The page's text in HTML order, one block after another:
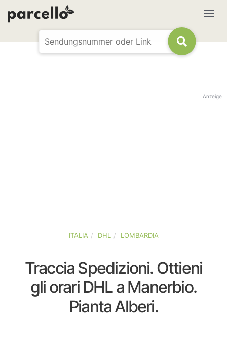
Anzeige
ITALIA DHL LOMBARDIA
Traccia Spedizioni. Ottieni
gli orari DHL a Manerbio.
Pianta Alberi.